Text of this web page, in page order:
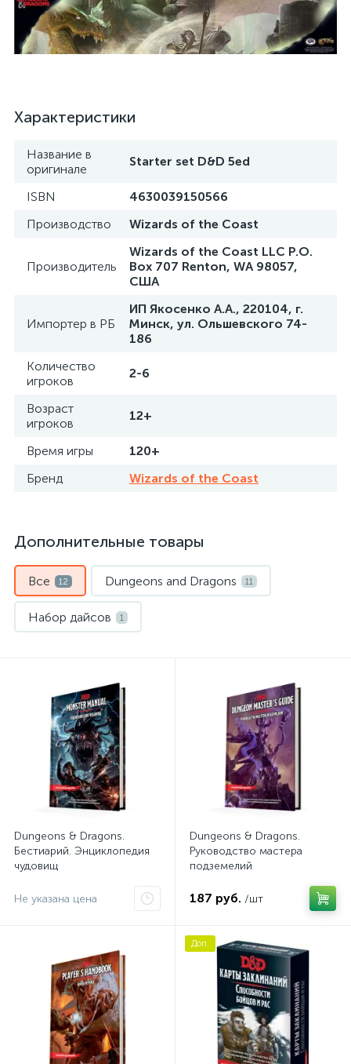
Характеристики
Название в
оригинале
Starter set D&D 5ed
ISBN
4630039150566
Производство
Wizards of the Coast
Производитель
Wizards of the Coast LLC P.O.
Box 707 Renton, WA 98057,
США
Импортер в РБ
ИП Якосенко А.А., 220104, г.
Минск, ул. Ольшевского 74-
186
Количество
игроков
2-6
Возраст
игроков
12+
Время игры
120+
Бренд
Wizards of the Coast
Дополнительные товары
Все 12 Dungeons and Dragons 11
Набор дайсов 1
Dungeons & Dragons.
Бестиарий. Энциклопедия
чудовищ
Не указана цена
Dungeons & Dragons.
Руководство мастера
подземелий
187 руб. /шт
Доп.